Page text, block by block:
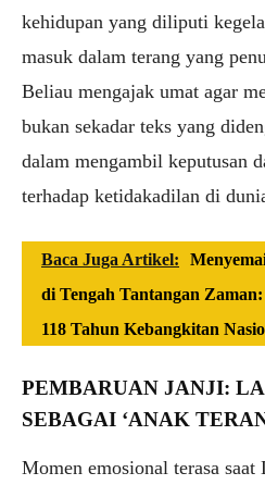
kehidupan yang diliputi
masuk dalam terang yang
Beliau mengajak umat agar
bukan sekadar teks yang
dalam mengambil keputusan
terhadap ketidakadilan di
Baca Juga Artikel:
di Tengah Tantangan
118 Tahun Kebangkitan
PEMBARUAN JANJI:
SEBAGAI ‘ANAK
Momen emosional terasa